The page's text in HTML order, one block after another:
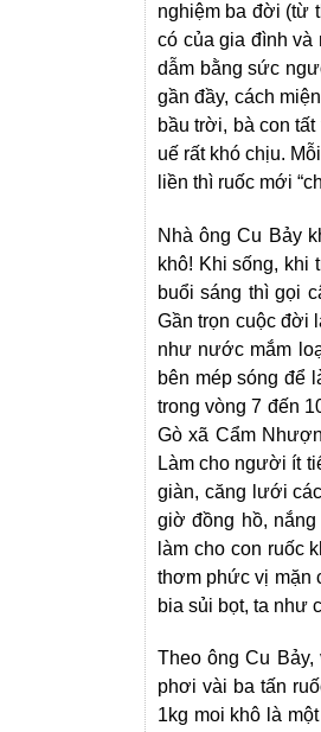
nghiệm ba đời (từ
có của gia đình và
dẫm bằng sức
gần đầy, cách
bầu trời, bà con
uế rất khó chịu.
liền thì ruốc mới
Nhà ông Cu Bảy
khô! Khi sống, khi
buổi sáng thì gọi
Gần trọn cuộc đời
như nước mắm
bên mép sóng để
trong vòng 7 đến
Gò xã Cẩm
Làm cho người ít
giàn, căng lưới
giờ đồng hồ,
làm cho con ruốc
thơm phức vị mặn
bia sủi bọt, ta như
Theo ông Cu
phơi vài ba tấn
1kg moi khô là